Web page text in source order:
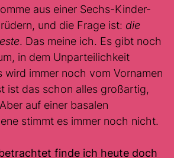
aus einer Sechs-Kinder-
und die Frage ist: die
. Das meine ich. Es gibt noch
in dem Unparteilichkeit
wird immer noch vom Vornamen
ist das schon alles großartig,
auf einer basalen
stimmt es immer noch nicht.
finde ich heute doch